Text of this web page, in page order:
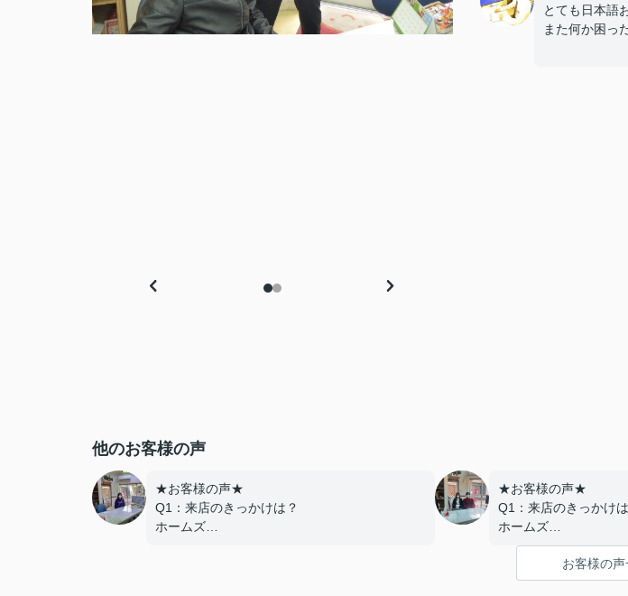
とても日本語
また何か困っ
他のお客様の声
★お客様の声★
Q1：来店のきっかけは？
ホームズ
★お客様の声★
Q1：来店のきっかけ
ホームズ
Q2：当店でお部屋を
Q3：物件の決め手と
お客様の